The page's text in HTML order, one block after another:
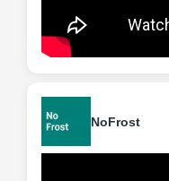
NoFrost